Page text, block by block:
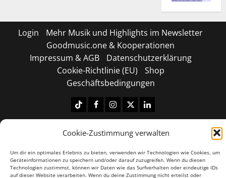
Cookie-Zustimmung verwalten
Um dir ein optimales Erlebnis zu bieten, verwenden wir Technologien wie Cookies, um
Geräteinformationen zu speichern und/oder darauf zuzugreifen. Wenn du diesen
Technologien zustimmst, können wir Daten wie das Surfverhalten oder eindeutige IDs
auf dieser Website verarbeiten. Wenn du deine Zustimmung nicht erteilst oder
Login
Mehr Musik und Highlights im Newsletter
Goodmusic.one & Kooperationen
Impressum & AGB
Datenschutzerklärung
Cookie-Richtlinie (EU)
Shop
Geschäftsbedingungen
TiktokFacebook
Instagram
X LinkedIN
Copyright © 2026 All rights reserved.|MoreNews
by